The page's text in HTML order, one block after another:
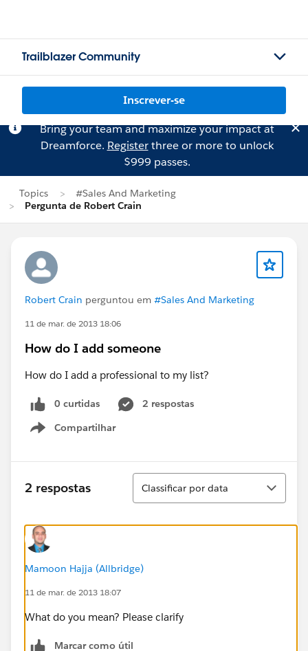
Trailblazer Community
Inscrever-se
Bring your team and maximize your impact at
Dreamforce. Registerthree or more to unlock
$999 passes.
Topics
#Sales And Marketing
Pergunta de Robert Crain
Robert Crain perguntou em #Sales And Marketing
11 de mar. de 2013 18:06
How do I add someone
How do I add a professional to my list?
0 curtidas
2 respostas
Compartilhar
Show menu
2 respostas
Classificar
Classificar por data
Mamoon Hajja (Allbridge)
11 de mar. de 2013 18:07
What do you mean? Please clarify
Marcar como útil